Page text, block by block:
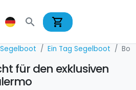
search shopping_cart
Ein Tag Segelboot
für den exklusiven